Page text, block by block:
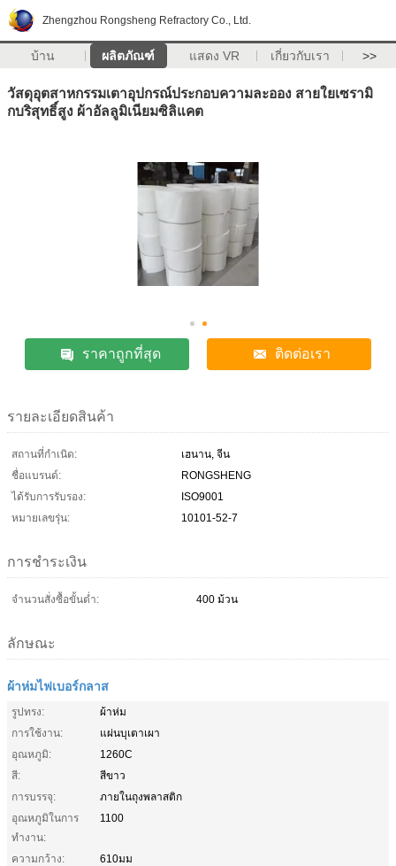
Zhengzhou Rongsheng Refractory Co., Ltd.
บ้าน ผลิตภัณฑ์ แสดง VR เกี่ยวกับเรา >>
วัสดุอุตสาหกรรมเตาอุปกรณ์ประกอบความละออง สายใยเซรามิ
กบริสุทธิ์สูง ผ้าอัลลูมิเนียมซิลิแคต
ราคาถูกที่สุด ติดต่อเรา
รายละเอียดสินค้า
สถานที่กำเนิด:
เฮนาน, จีน
ชื่อแบรนด์:
RONGSHENG
ได้รับการรับรอง:
ISO9001
หมายเลขรุ่น:
10101-52-7
การชำระเงิน
จำนวนสั่งซื้อขั้นต่ำ: 400 ม้วน
ลักษณะ
ผ้าห่มไฟเบอร์กลาส
รูปทรง:
ผ้าห่ม
การใช้งาน:
แผ่นบุเตาเผา
อุณหภูมิ:
1260C
สี:
สีขาว
การบรรจุ:
ภายในถุงพลาสติก
อุณหภูมิในการ
ทำงาน:
1100
ความกว้าง:
610มม